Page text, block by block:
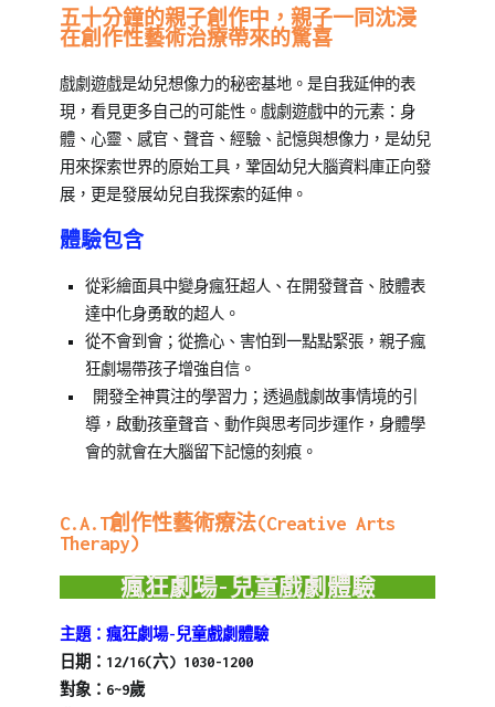
Posted
on
10-
16
Posted
in
開
活
動,
兒
童
學
Tagged
兒
戲
劇,
新
竹,
竹
北,
五十分鐘的親子創作中，親子一同沈浸
在創作性藝術治療帶來的驚喜
戲劇遊戲是幼兒想像力的秘密基地。是自我延伸的表
現，看見更多自己的可能性。戲劇遊戲中的元素：身
體、心靈、感官、聲音、經驗、記憶與想像力，是幼兒
用來探索世界的原始工具，鞏固幼兒大腦資料庫正向發
展，更是發展幼兒自我探索的延伸。
體驗包含
從彩繪面具中變身瘋狂超人、在開發聲音、肢體表
達中化身勇敢的超人。
從不會到會；從擔心、害怕到一點點緊張，親子瘋
狂劇場帶孩子增強自信。
開發全神貫注的學習力；透過戲劇故事情境的引
導，啟動孩童聲音、動作與思考同步運作，身體學
會的就會在大腦留下記憶的刻痕。
C.A.T創作性藝術療法(Creative Arts
Therapy)
瘋狂劇場-兒童戲劇體驗
主題：瘋狂劇場-兒童戲劇體驗
日期：12/16(六) 1030-1200
對象：6~9歲